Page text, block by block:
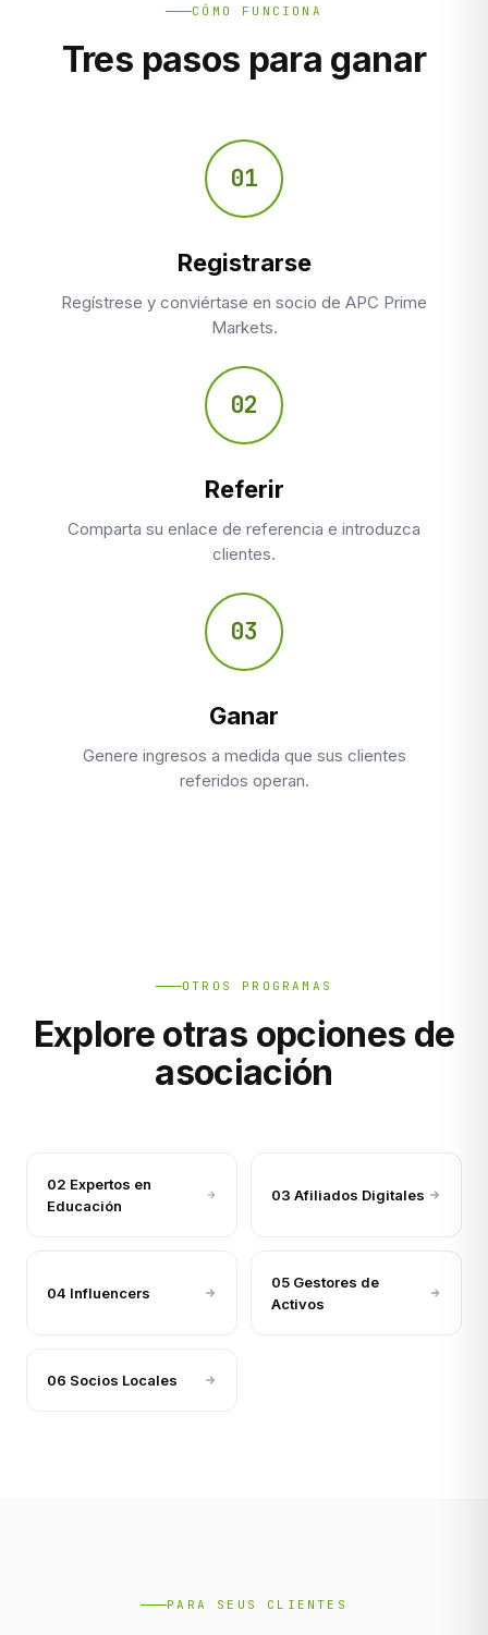
CÓMO FUNCIONA
Tres pasos para ganar
01
Registrarse
Regístrese y conviértase en socio de APC Prime
Markets.
02
Referir
Comparta su enlace de referencia e introduzca
clientes.
03
Ganar
Genere ingresos a medida que sus clientes
referidos operan.
OTROS PROGRAMAS
Explore otras opciones de
asociación
02 Expertos en
Educación
03 Afiliados Digitales
04 Influencers
05 Gestores de
Activos
06 Socios Locales
PARA SEUS CLIENTES